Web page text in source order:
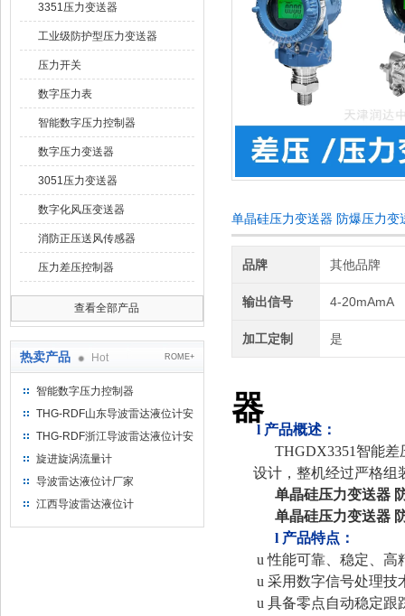
3351压力变送器
工业级防护型压力变送器
压力开关
数字压力表
智能数字压力控制器
数字压力变送器
3051压力变送器
数字化风压变送器
消防正压送风传感器
压力差压控制器
查看全部产品
热卖产品 Hot ROME+
智能数字压力控制器
THG-RDF山东导波雷达液位计安
装方法
THG-RDF浙江导波雷达液位计安
装方法
旋进旋涡流量计
导波雷达液位计厂家
江西导波雷达液位计
单晶硅压力变送器 防爆压力变
品牌 其他品牌
输出信号 4-20mAmA
加工定制 是
器
l 产品概述：
THGDX3351智能
设计，整机经过严格组
单晶硅压力变送器
单晶硅压力变送器
l 产品特点：
u性能可靠、稳定、高
u 采用数字信号处理技
u 具备零点自动稳定跟